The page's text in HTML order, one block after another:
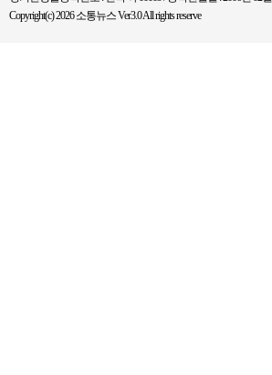
Copyright(c) 2026 소통뉴스 Ver3.0 All rights reserve